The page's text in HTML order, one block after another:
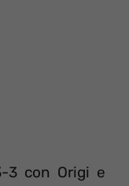
3 con Origi e